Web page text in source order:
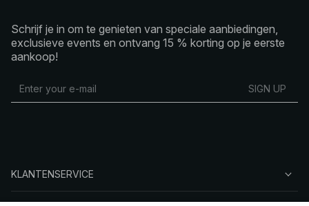
Schrijf je in om te genieten van speciale aanbiedingen,
exclusieve events en ontvang 15 % korting op je eerste
aankoop!
SIGN UP
KLANTENSERVICE